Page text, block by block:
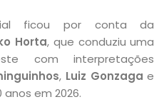
ficou por conta da
Horta, que conduziu uma
com interpretações
, Luiz Gonzaga e
em 2026.